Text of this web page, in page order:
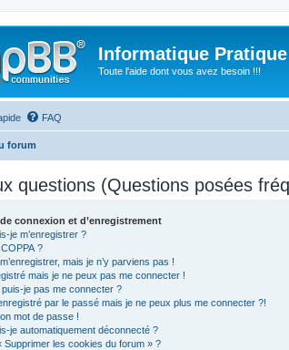
Informatique Pratique
Toute l'aide dont vous avez besoin !!!
FAQ
forum
questions (Questions posées
connexion et d’enregistrement
je m’enregistrer ?
?
mais je n’y parviens pas !
mais je ne peux pas me connecter !
puis-je pas me connecter ?
par le passé mais je ne peux plus me connecter ?!
mot de passe !
je automatiquement déconnecté ?
Supprimer les cookies du forum » ?